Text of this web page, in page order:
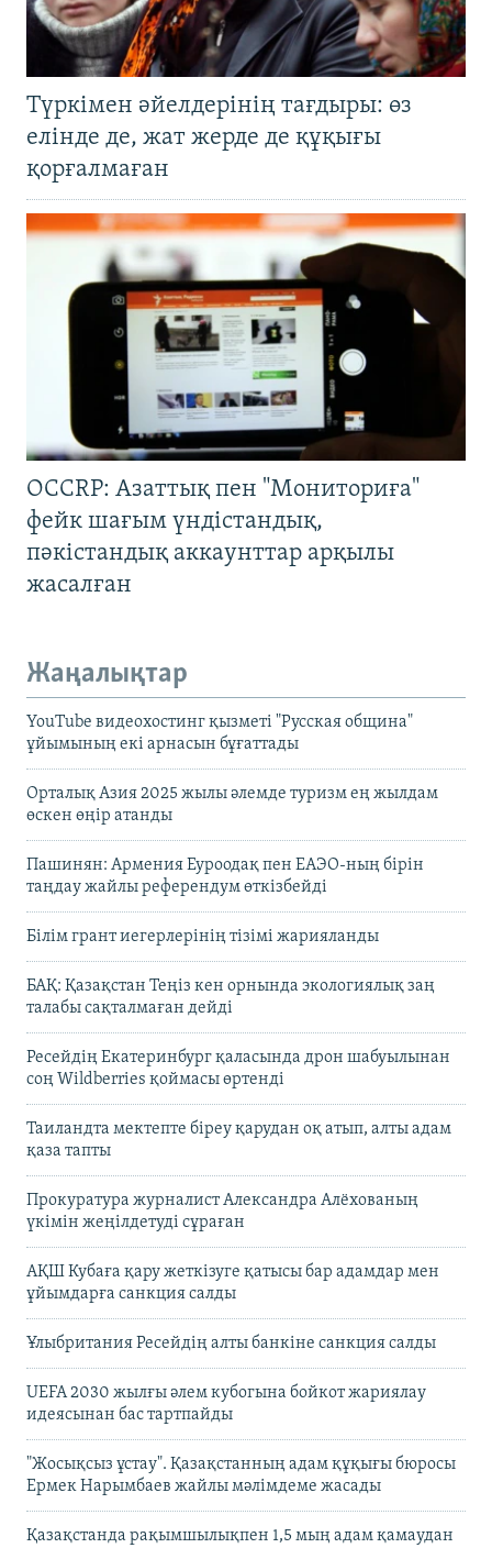
Түркімен әйелдерінің тағдыры: өз
елінде де, жат жерде де құқығы
қорғалмаған
OCCRP: Азаттық пен "Мониториға"
фейк шағым үндістандық,
пәкістандық аккаунттар арқылы
жасалған
Жаңалықтар
YouTube видеохостинг қызметі "Русская община"
ұйымының екі арнасын бұғаттады
Орталық Азия 2025 жылы әлемде туризм ең жылдам
өскен өңір атанды
Пашинян: Армения Еуроодақ пен ЕАЭО-ның бірін
таңдау жайлы референдум өткізбейді
Білім грант иегерлерінің тізімі жарияланды
БАҚ: Қазақстан Теңіз кен орнында экологиялық заң
талабы сақталмаған дейді
Ресейдің Екатеринбург қаласында дрон шабуылынан
соң Wildberries қоймасы өртенді
Таиландта мектепте біреу қарудан оқ атып, алты адам
қаза тапты
Прокуратура журналист Александра Алёхованың
үкімін жеңілдетуді сұраған
АҚШ Кубаға қару жеткізуге қатысы бар адамдар мен
ұйымдарға санкция салды
Ұлыбритания Ресейдің алты банкіне санкция салды
UEFA 2030 жылғы әлем кубогына бойкот жариялау
идеясынан бас тартпайды
"Жосықсыз ұстау". Қазақстанның адам құқығы бюросы
Ермек Нарымбаев жайлы мәлімдеме жасады
Қазақстанда рақымшылықпен 1,5 мың адам қамаудан